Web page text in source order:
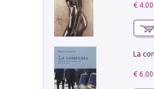
€ 4.00
€ 6.00